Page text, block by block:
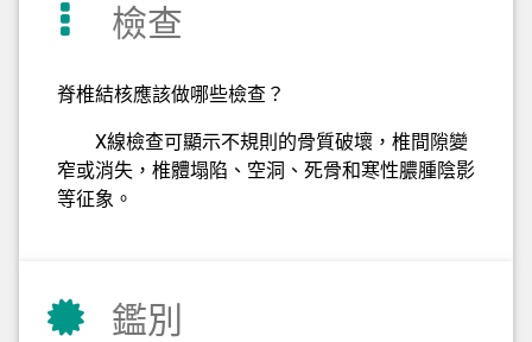
檢查
脊椎結核應該做哪些檢查？
X線檢查可顯示不規則的骨質破壞，椎間隙變
窄或消失，椎體塌陷、空洞、死骨和寒性膿腫陰影
等征象。
鑑別